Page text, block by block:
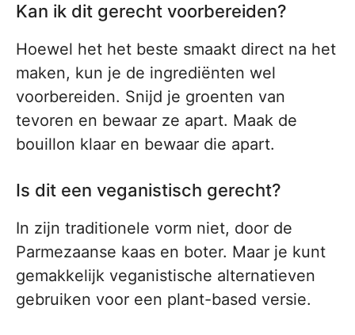
Kan ik dit gerecht voorbereiden?
Hoewel het het beste smaakt direct na het
maken, kun je de ingrediënten wel
voorbereiden. Snijd je groenten van
tevoren en bewaar ze apart. Maak de
bouillon klaar en bewaar die apart.
Is dit een veganistisch gerecht?
In zijn traditionele vorm niet, door de
Parmezaanse kaas en boter. Maar je kunt
gemakkelijk veganistische alternatieven
gebruiken voor een plant-based versie.